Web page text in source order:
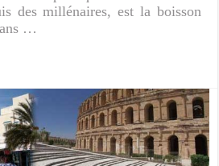
des millénaires, est la boisson
…